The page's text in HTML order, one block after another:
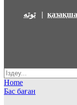
توتە| қазақша
Home
Бас баған